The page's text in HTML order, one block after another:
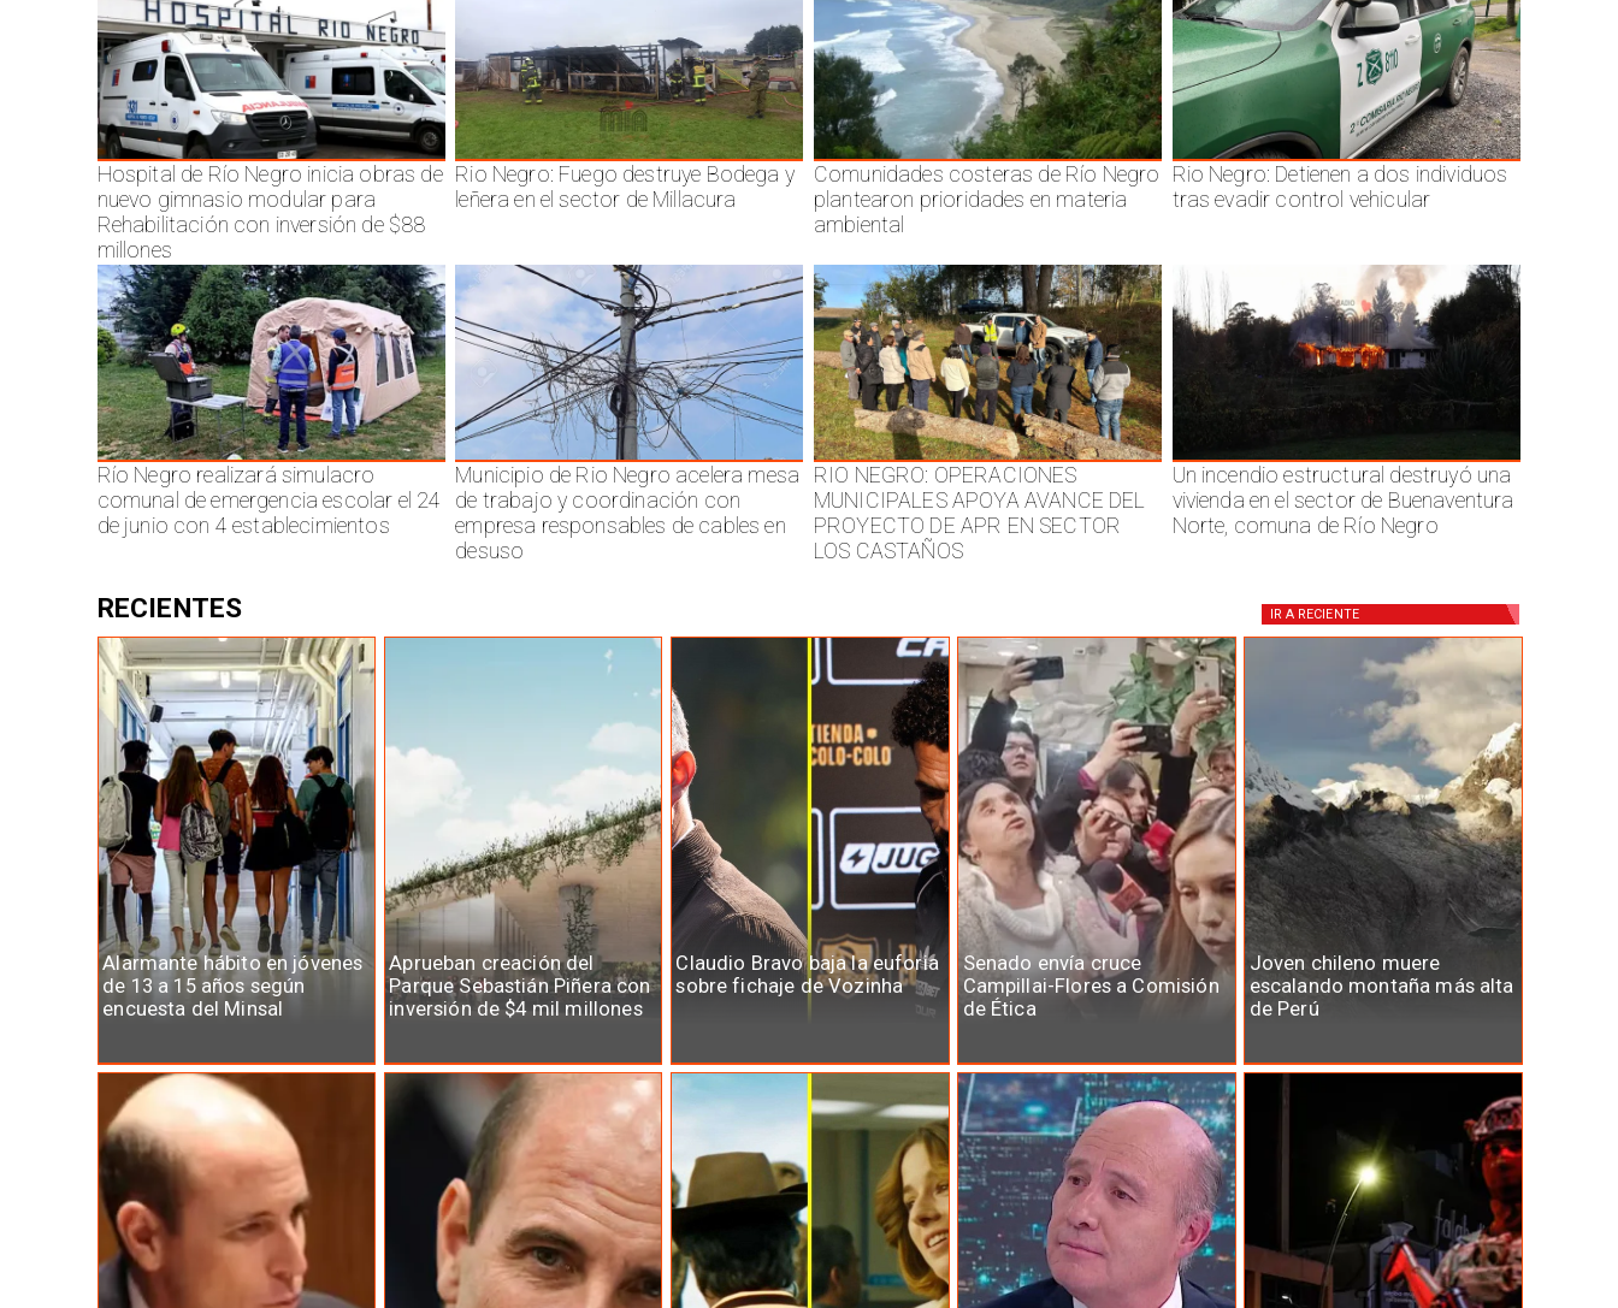
Hospital de Río Negro inicia obras de
nuevo gimnasio modular para
Rehabilitación con inversión de $88
millones
Rio Negro: Fuego destruye Bodega y
leñera en el sector de Millacura
Comunidades costeras de Río Negro
plantearon prioridades en materia
ambiental
Rio Negro: Detienen a dos individuos
tras evadir control vehicular
Río Negro realizará simulacro
comunal de emergencia escolar el 24
de junio con 4 establecimientos
Municipio de Rio Negro acelera mesa
de trabajo y coordinación con
empresa responsables de cables en
desuso
RIO NEGRO: OPERACIONES
MUNICIPALES APOYA AVANCE DEL
PROYECTO DE APR EN SECTOR
LOS CASTAÑOS
Un incendio estructural destruyó una
vivienda en el sector de Buenaventura
Norte, comuna de Río Negro
Alarmante hábito en jóvenes
de 13 a 15 años según
encuesta del Minsal
Aprueban creación del
Parque Sebastián Piñera con
inversión de $4 mil millones
Claudio Bravo baja la euforia
sobre fichaje de Vozinha
Senado envía cruce
Campillai-Flores a Comisión
de Ética
Joven chileno muere
escalando montaña más alta
de Perú
RECIENTES IR A RECIENTE